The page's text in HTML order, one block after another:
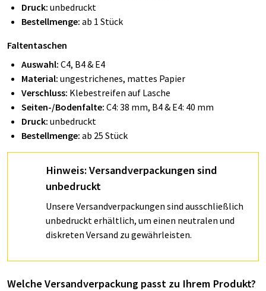
Druck: unbedruckt
Bestellmenge: ab 1 Stück
Faltentaschen
Auswahl: C4, B4& E4
Material: ungestrichenes, mattes Papier
Verschluss: Klebestreifen auf Lasche
Seiten-/Bodenfalte: C4: 38 mm, B4 & E4: 40 mm
Druck: unbedruckt
Bestellmenge: ab 25 Stück
Hinweis: Versandverpackungen sind
unbedruckt
Unsere Versandverpackungen sind ausschließlich
unbedruckt erhältlich, um einen neutralen und
diskreten Versand zu gewährleisten.
Welche Versandverpackung passt zu Ihrem Produkt?